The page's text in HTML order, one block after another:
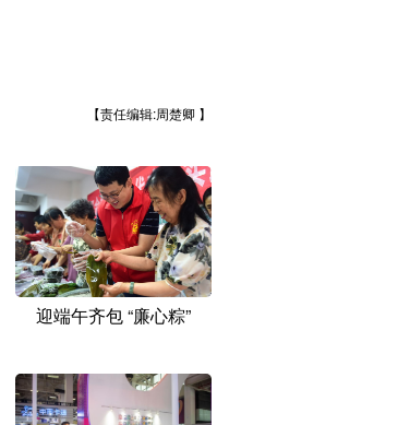
【责任编辑:周楚卿 】
迎端午齐包 “廉心粽”